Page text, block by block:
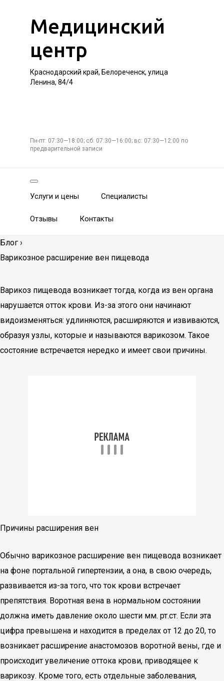
Медицинский
центр
Краснодарский край, Белореченск, улица
Ленина, 84/4
Пн-пт: 07:30—18:00; сб: 07:30—16:00; вс: 07:30—12:00 по
предварительной записи
Услуги и цены Специалисты
Отзывы Контакты
Блог ›
Варикозное расширение вен пищевода
Варикоз пищевода возникает тогда, когда из вен органа
нарушается отток крови. Из-за этого они начинают
видоизменяться: удлиняются, расширяются и извиваются,
образуя узлы, которые и называются варикозом. Такое
состояние встречается нередко и имеет свои причины.
Причины расширения вен
Обычно варикозное расширение вен пищевода возникает
на фоне портальной гипертензии, а она, в свою очередь,
развивается из-за того, что ток крови встречает
препятствия. Воротная вена в нормальном состоянии
должна иметь давление около шести мм. рт.ст. Если эта
цифра превышена и находится в пределах от 12 до 20, то
возникает расширение анастомозов воротной вены, где и
происходит увеличение оттока крови, приводящее к
варикозу. Кроме того, есть отдельные заболевания,